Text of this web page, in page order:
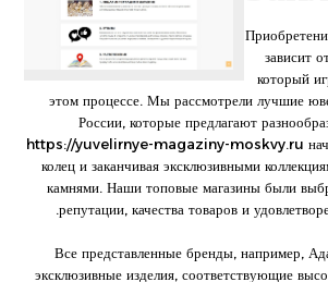
зависит
который
этом процессе. Мы рассмотрели лучшие
России, которые предлагают
https://yuvelirnye-magaziny-moskvy.ru
колец и заканчивая эксклюзивными
камнями. Наши топовые магазины были
репутации, качества товаров и
Все представленные бренды, например,
эксклюзивные изделия, соответствующие